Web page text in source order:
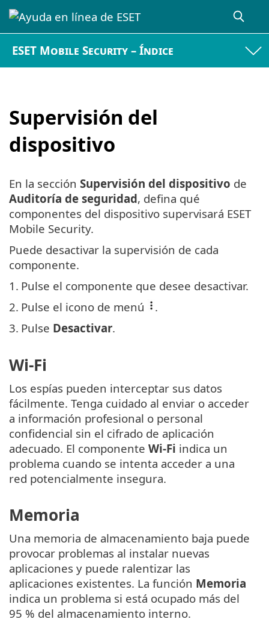
ESET Mobile Security – Índice
Supervisión del
dispositivo
En la sección Supervisión del dispositivo de
Auditoría de seguridad, defina qué
componentes del dispositivo supervisará ESET
Mobile Security.
Puede desactivar la supervisión de cada
componente.
1. Pulse el componente que desee desactivar.
2. Pulse el icono de menú
.
3. Pulse Desactivar.
Wi-Fi
Los espías pueden interceptar sus datos
fácilmente. Tenga cuidado al enviar o acceder
a información profesional o personal
confidencial sin el cifrado de aplicación
adecuado. El componente Wi-Fi indica un
problema cuando se intenta acceder a una
red potencialmente insegura.
Memoria
Una memoria de almacenamiento baja puede
provocar problemas al instalar nuevas
aplicaciones y puede ralentizar las
aplicaciones existentes. La función Memoria
indica un problema si está ocupado más del
95 % del almacenamiento interno.